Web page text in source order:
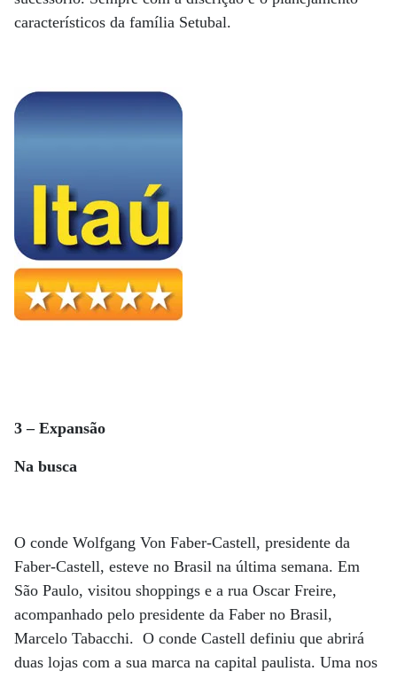
característicos da família Setubal.
3 – Expansão
Na busca
O conde Wolfgang Von Faber-Castell, presidente da
Faber-Castell, esteve no Brasil na última semana. Em
São Paulo, visitou shoppings e a rua Oscar Freire,
acompanhado pelo presidente da Faber no Brasil,
Marcelo Tabacchi. O conde Castell definiu que abrirá
duas lojas com a sua marca na capital paulista. Uma nos